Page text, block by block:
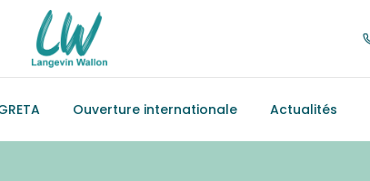
Ouverture internationale Actualités